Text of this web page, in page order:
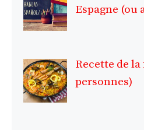
Espagne (ou
Recette de
personnes)